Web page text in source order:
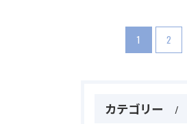
1 2
カテゴリー